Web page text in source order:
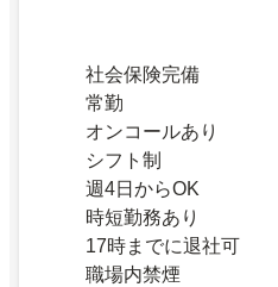
社会保険完備
常勤
オンコールあり
シフト制
週4日からOK
時短勤務あり
17時までに退社可
職場内禁煙